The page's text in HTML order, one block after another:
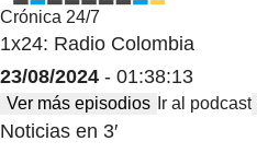
Crónica 24/7
1x24: Radio Colombia
23/08/2024 - 01:38:13
Ver más episodios Ir al podcast
Noticias en 3′